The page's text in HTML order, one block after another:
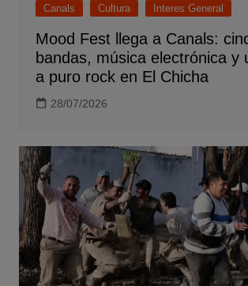
Canals Cultura Interes General
Mood Fest llega a Canals:
bandas, música electrónica y
a puro rock en El Chicha
28/07/2026